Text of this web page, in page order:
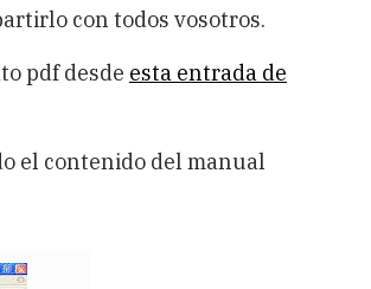
con todos vosotros.
pdf desde esta entrada de
el contenido del manual